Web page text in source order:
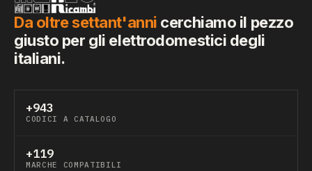
Da oltre settant'anni cerchiamo il pezzo
giusto per gli elettrodomestici degli
italiani.
+943
CODICI A CATALOGO
+119
MARCHE COMPATIBILI